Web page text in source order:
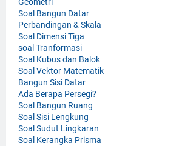
Geometri
Soal Bangun Datar
Perbandingan & Skala
Soal Dimensi Tiga
soal Tranformasi
Soal Kubus dan Balok
Soal Vektor Matematik
Bangun Sisi Datar
Ada Berapa Persegi?
Soal Bangun Ruang
Soal Sisi Lengkung
Soal Sudut Lingkaran
Soal Kerangka Prisma